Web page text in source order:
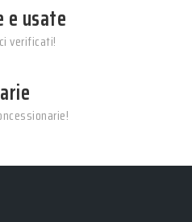
e usate
verificati!